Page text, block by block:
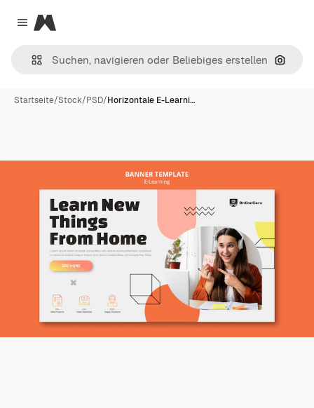
Close menu
Magnific
Nach
Startseite/Stock/PSD/Horizontale E-Learni…